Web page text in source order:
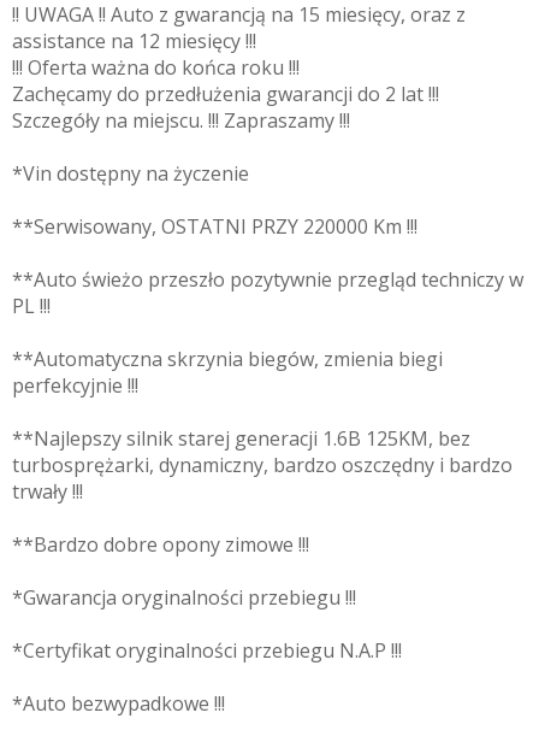
!! UWAGA !! Auto z gwarancją na 15 miesięcy, oraz z
assistance na 12 miesięcy !!!
!!! Oferta ważna do końca roku !!!
Zachęcamy do przedłużenia gwarancji do 2 lat !!!
Szczegóły na miejscu. !!! Zapraszamy !!!
*Vin dostępny na życzenie
**Serwisowany, OSTATNI PRZY 220000 Km !!!
**Auto świeżo przeszło pozytywnie przegląd techniczy w
PL !!!
**Automatyczna skrzynia biegów, zmienia biegi
perfekcyjnie !!!
**Najlepszy silnik starej generacji 1.6B 125KM, bez
turbosprężarki, dynamiczny, bardzo oszczędny i bardzo
trwały !!!
**Bardzo dobre opony zimowe !!!
*Gwarancja oryginalności przebiegu !!!
*Certyfikat oryginalności przebiegu N.A.P !!!
*Auto bezwypadkowe !!!